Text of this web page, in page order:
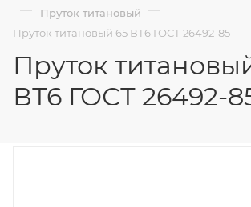
— Пруток титановый —
Пруток титановый 65 ВТ6 ГОСТ 26492-85
Пруток
ВТ6 ГОСТ 26492-